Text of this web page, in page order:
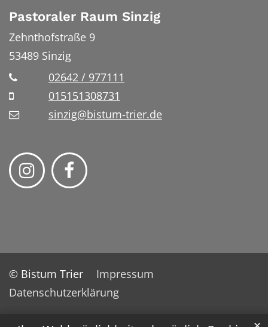
Pastoraler Raum Sinzig
Zehnthofstraße 9
53489 Sinzig
02642 / 977111
015151308731
sinzig@bistum-trier.de
© Bistum Trier
Impressum
Datenschutzerklärung